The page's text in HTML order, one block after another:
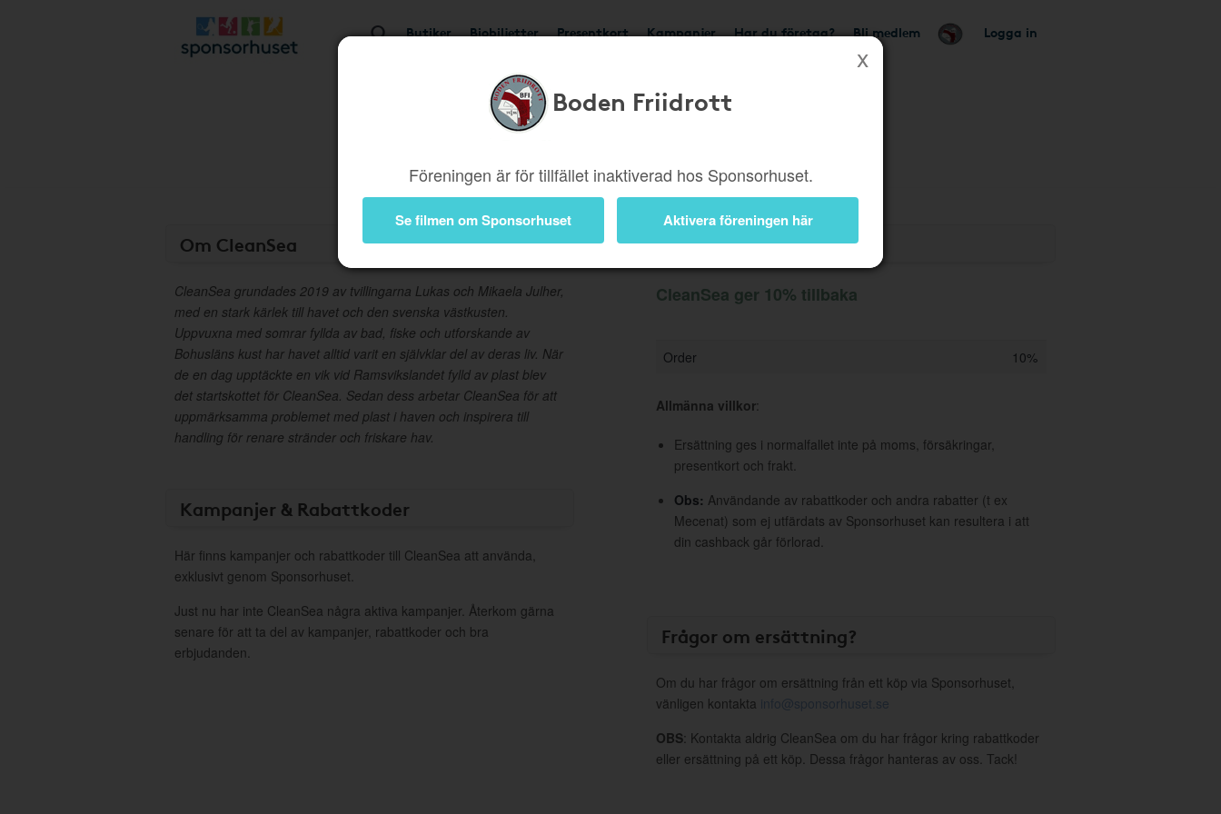
Butiker Biobiljetter Presentkort Kampanjer Har du företag? Bli medlem Logga in
Boden Friidrott
Föreningen är för tillfället inaktiverad hos Sponsorhuset.
Se filmen om Sponsorhuset Aktivera föreningen här
Om CleanSea
CleanSea grundades 2019 av tvillingarna Lukas och Mikaela Julher,
med en stark kärlek till havet och den svenska västkusten.
Uppvuxna med somrar fyllda av bad, fiske och utforskande av
Bohusläns kust har havet alltid varit en självklar del av deras liv. När
de en dag upptäckte en vik vid Ramsvikslandet fylld av plast blev
det startskottet för CleanSea. Sedan dess arbetar CleanSea för att
uppmärksamma problemet med plast i haven och inspirera till
handling för renare stränder och friskare hav.
Kampanjer & Rabattkoder
Här finns kampanjer och rabattkoder till CleanSea att använda,
exklusivt genom Sponsorhuset.
Just nu har inte CleanSea några aktiva kampanjer. Återkom gärna
senare för att ta del av kampanjer, rabattkoder och bra
erbjudanden.
Information
CleanSea ger 10% tillbaka
Order 10%
Allmänna villkor:
Ersättning ges i normalfallet inte på moms, försäkringar,
presentkort och frakt.
Obs: Användande av rabattkoder och andra rabatter (t ex
Mecenat) som ej utfärdats av Sponsorhuset kan resultera i att
din cashback går förlorad.
Frågor om ersättning?
Om du har frågor om ersättning från ett köp via Sponsorhuset,
vänligen kontakta info@sponsorhuset.se
OBS: Kontakta aldrig CleanSea om du har frågor kring rabattkoder
eller ersättning på ett köp. Dessa frågor hanteras av oss. Tack!